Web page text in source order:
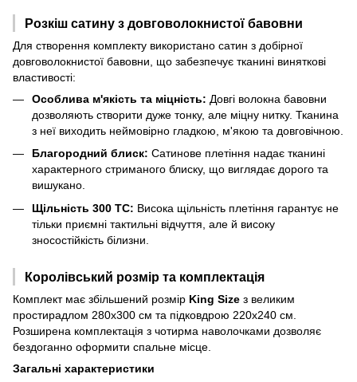
Розкіш сатину з довговолокнистої бавовни
Для створення комплекту використано сатин з добірної
довговолокнистої бавовни, що забезпечує тканині виняткові
властивості:
Особлива м'якість та міцність: Довгі волокна бавовни
дозволяють створити дуже тонку, але міцну нитку. Тканина
з неї виходить неймовірно гладкою, м'якою та довговічною.
Благородний блиск: Сатинове плетіння надає тканині
характерного стриманого блиску, що виглядає дорого та
вишукано.
Щільність 300 TC: Висока щільність плетіння гарантує не
тільки приємні тактильні відчуття, але й високу
зносостійкість білизни.
Королівський розмір та комплектація
Комплект має збільшений розмір King Size з великим
простирадлом 280х300 см та підковдрою 220х240 см.
Розширена комплектація з чотирма наволочками дозволяє
бездоганно оформити спальне місце.
Загальні характеристики